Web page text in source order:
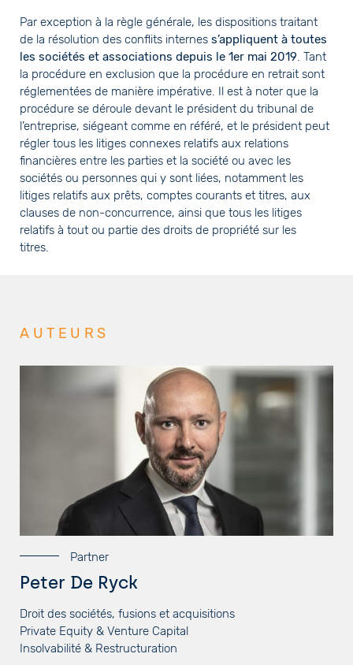
Par exception à la règle générale, les dispositions traitant
de la résolution des conflits internes s’appliquent à toutes
les sociétés et associations depuis le 1er mai 2019. Tant
la procédure en exclusion que la procédure en retrait sont
réglementées de manière impérative. Il est à noter que la
procédure se déroule devant le président du tribunal de
l’entreprise, siégeant comme en référé, et le président peut
régler tous les litiges connexes relatifs aux relations
financières entre les parties et la société ou avec les
sociétés ou personnes qui y sont liées, notamment les
litiges relatifs aux prêts, comptes courants et titres, aux
clauses de non-concurrence, ainsi que tous les litiges
relatifs à tout ou partie des droits de propriété sur les
titres.
AUTEURS
Partner
Peter De Ryck
Droit des sociétés, fusions et acquisitions
Private Equity & Venture Capital
Insolvabilité & Restructuration